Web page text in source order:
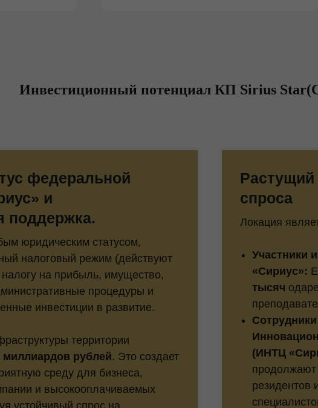
Инвестиционный потенциал КП Sirius
федеральной
и
поддержка.
юридическим статусом,
налоговый режим (действуют
на прибыль, имущество,
процедуры и
инвестиции в развитие.
территории
миллиардов рублей. Это создает
среду для бизнеса,
и высокооплачиваемых
устойчивый спрос на
Растущий
спроса
Локация
Участники
«Сириус»:
тысяч
(ИНТЦ
продолжают
резидентов